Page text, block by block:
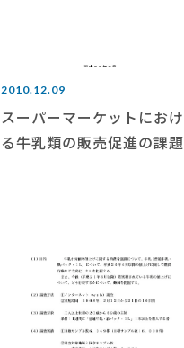
2010.12.09
スーパーマーケットにおけ
る牛乳類の販売促進の課題